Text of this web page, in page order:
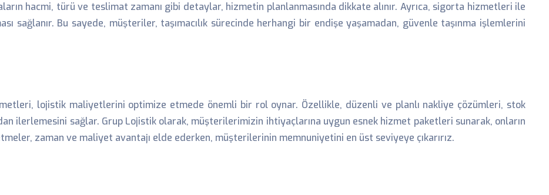
hacmi, türü ve teslimat zamanı gibi detaylar, hizmetin planlanmasında dikkate alınır. Ayrıca, sigorta hizmetleri ile
sağlanır. Bu sayede, müşteriler, taşımacılık sürecinde herhangi bir endişe yaşamadan, güvenle taşınma işlemlerini
lojistik maliyetlerini optimize etmede önemli bir rol oynar. Özellikle, düzenli ve planlı nakliye çözümleri, stok
ilerlemesini sağlar. Grup Lojistik olarak, müşterilerimizin ihtiyaçlarına uygun esnek hizmet paketleri sunarak, onların
zaman ve maliyet avantajı elde ederken, müşterilerinin memnuniyetini en üst seviyeye çıkarırız.